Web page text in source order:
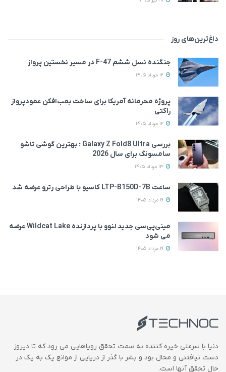
داغ‌ترین‌های روز
جنگنده نسل ششم F-47 در مسیر نخستین پرواز
پروژه محرمانه آمریکا برای ساخت بمب‌افکن عمودپرواز
راکتی
بررسی Galaxy Z Fold8 Ultra ؛ بهترین گوشی تاشو
سامسونگ برای سال 2026
ساعت LTP-B150D-7B کاسیو با طراحی رترو عرضه شد
مینی‌پی‌سی جدید لنوو با پردازنده Wildcat Lake عرضه
می‌ شود
دنیا با سرعتی خیره کننده به سمت تحقق رویاهایی می رود که تا دیروز
دست نیافتنی و محال بود و بشر با گذر از دریایی از موانع یک به یک در
حال تحقق آنها است.